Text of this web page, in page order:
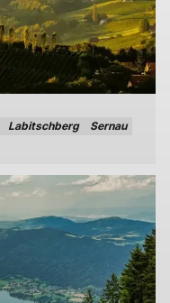
Labitschberg
Sernau